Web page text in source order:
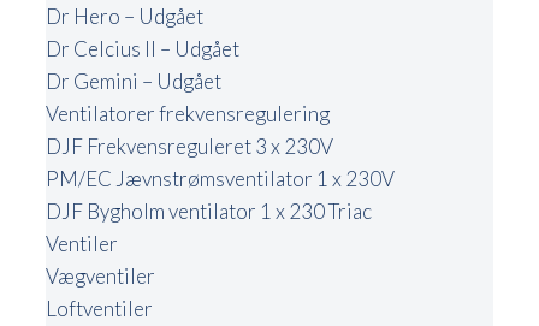
Dr Hero – Udgået
Dr Celcius II – Udgået
Dr Gemini – Udgået
Ventilatorer frekvensregulering
DJF Frekvensreguleret 3 x 230V
PM/EC Jævnstrømsventilator 1 x 230V
DJF Bygholm ventilator 1 x 230 Triac
Ventiler
Vægventiler
Loftventiler